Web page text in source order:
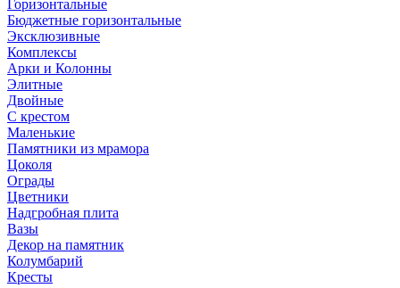
Горизонтальные
Бюджетные горизонтальные
Эксклюзивные
Комплексы
Арки и Колонны
Элитные
Двойные
С крестом
Маленькие
Памятники из мрамора
Цоколя
Ограды
Цветники
Надгробная плита
Вазы
Декор на памятник
Колумбарий
Кресты